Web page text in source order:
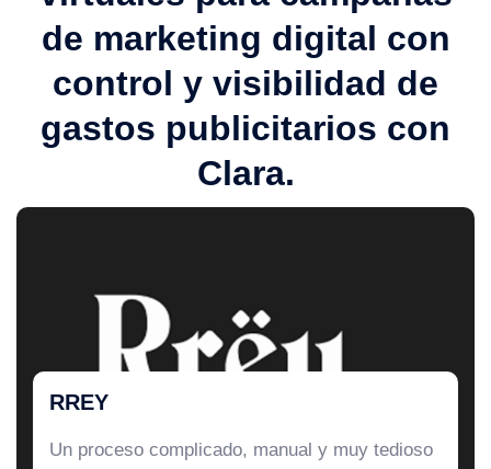
de marketing digital con
control y visibilidad de
gastos publicitarios con
Clara.
RREY
Un proceso complicado, manual y muy tedioso